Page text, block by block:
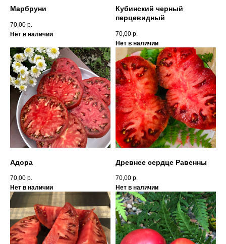
Марбруни
70,00 р.
Нет в наличии
Кубинский черный
перцевидный
70,00 р.
Нет в наличии
Адора
70,00 р.
Нет в наличии
Древнее сердце Равенны
70,00 р.
Нет в наличии